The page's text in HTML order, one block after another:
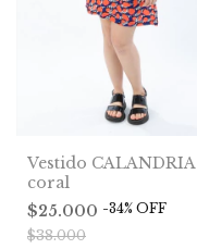
Vestido CALANDRIA
coral
$25.000 -34% OFF
$38.000